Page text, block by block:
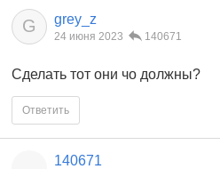
G grey_z
24 июня 2023 140671
Сделать тот они чо должны?
Ответить
140671